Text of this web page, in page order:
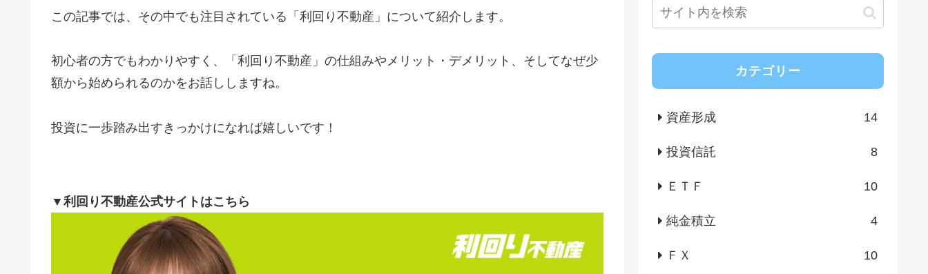
この記事では、その中でも注目されている「利回り不動産」について紹介します。
初心者の方でもわかりやすく、「利回り不動産」の仕組みやメリット・デメリット、そしてなぜ少
額から始められるのかをお話ししますね。
投資に一歩踏み出すきっかけになれば嬉しいです！
▼利回り不動産公式サイトはこちら
カテゴリー
資産形成 14
投資信託 8
ＥＴＦ 10
純金積立 4
ＦＸ 10